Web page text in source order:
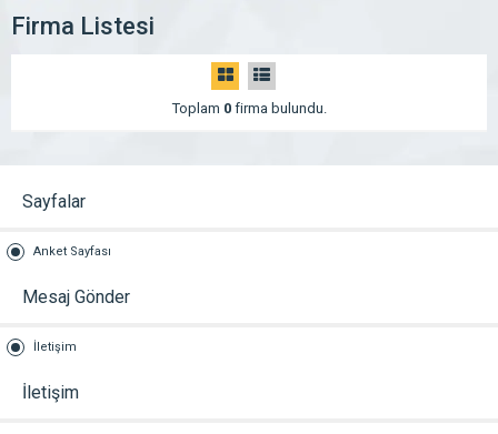
Firma Listesi
Toplam 0firma bulundu.
Sayfalar
Anket Sayfası
Mesaj Gönder
İletişim
İletişim